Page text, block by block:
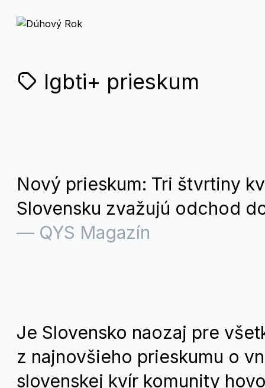
lgbti+ prieskum
Nový prieskum: Tri štvrtiny
Slovensku zvažujú odchod
— QYS Magazín
Je Slovensko naozaj pre
z najnovšieho prieskumu o
slovenskej kvír komunity